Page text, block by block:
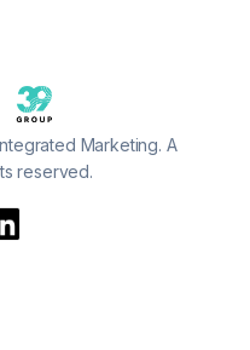
Marketing. A
reserved.